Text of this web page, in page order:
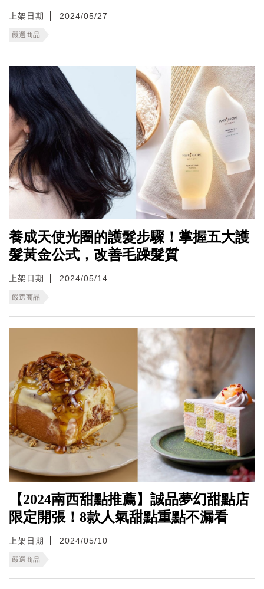
上架日期 2024/05/27
嚴選商品
養成天使光圈的護髮步驟！掌握五大護
髮黃金公式，改善毛躁髮質
上架日期 2024/05/14
嚴選商品
【2024南西甜點推薦】誠品夢幻甜點店
限定開張！8款人氣甜點重點不漏看
上架日期 2024/05/10
嚴選商品